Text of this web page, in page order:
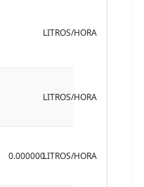
LITROS/HORA
LITROS/HORA
0.000000LITROS/HORA